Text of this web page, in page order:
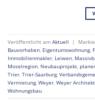
Veröffentlicht am Aktuell |
Bauvorhaben Eigentumswohnung,
Immobilienmakler Leiwen
Moselregion Neubauprojekt
Trier Trier-Saarburg,
Vermietung, Weyer Weyer
Wohnungsbau